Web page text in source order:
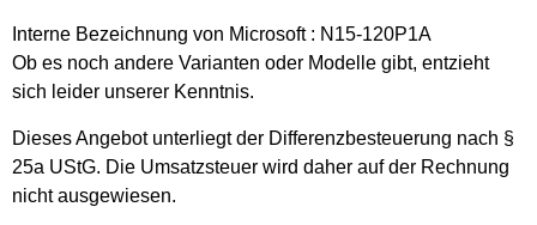
Interne Bezeichnung von Microsoft : N15-120P1A
Ob es noch andere Varianten oder Modelle gibt, entzieht
sich leider unserer Kenntnis.
Dieses Angebot unterliegt der Differenzbesteuerung nach §
25a UStG. Die Umsatzsteuer wird daher auf der Rechnung
nicht ausgewiesen.